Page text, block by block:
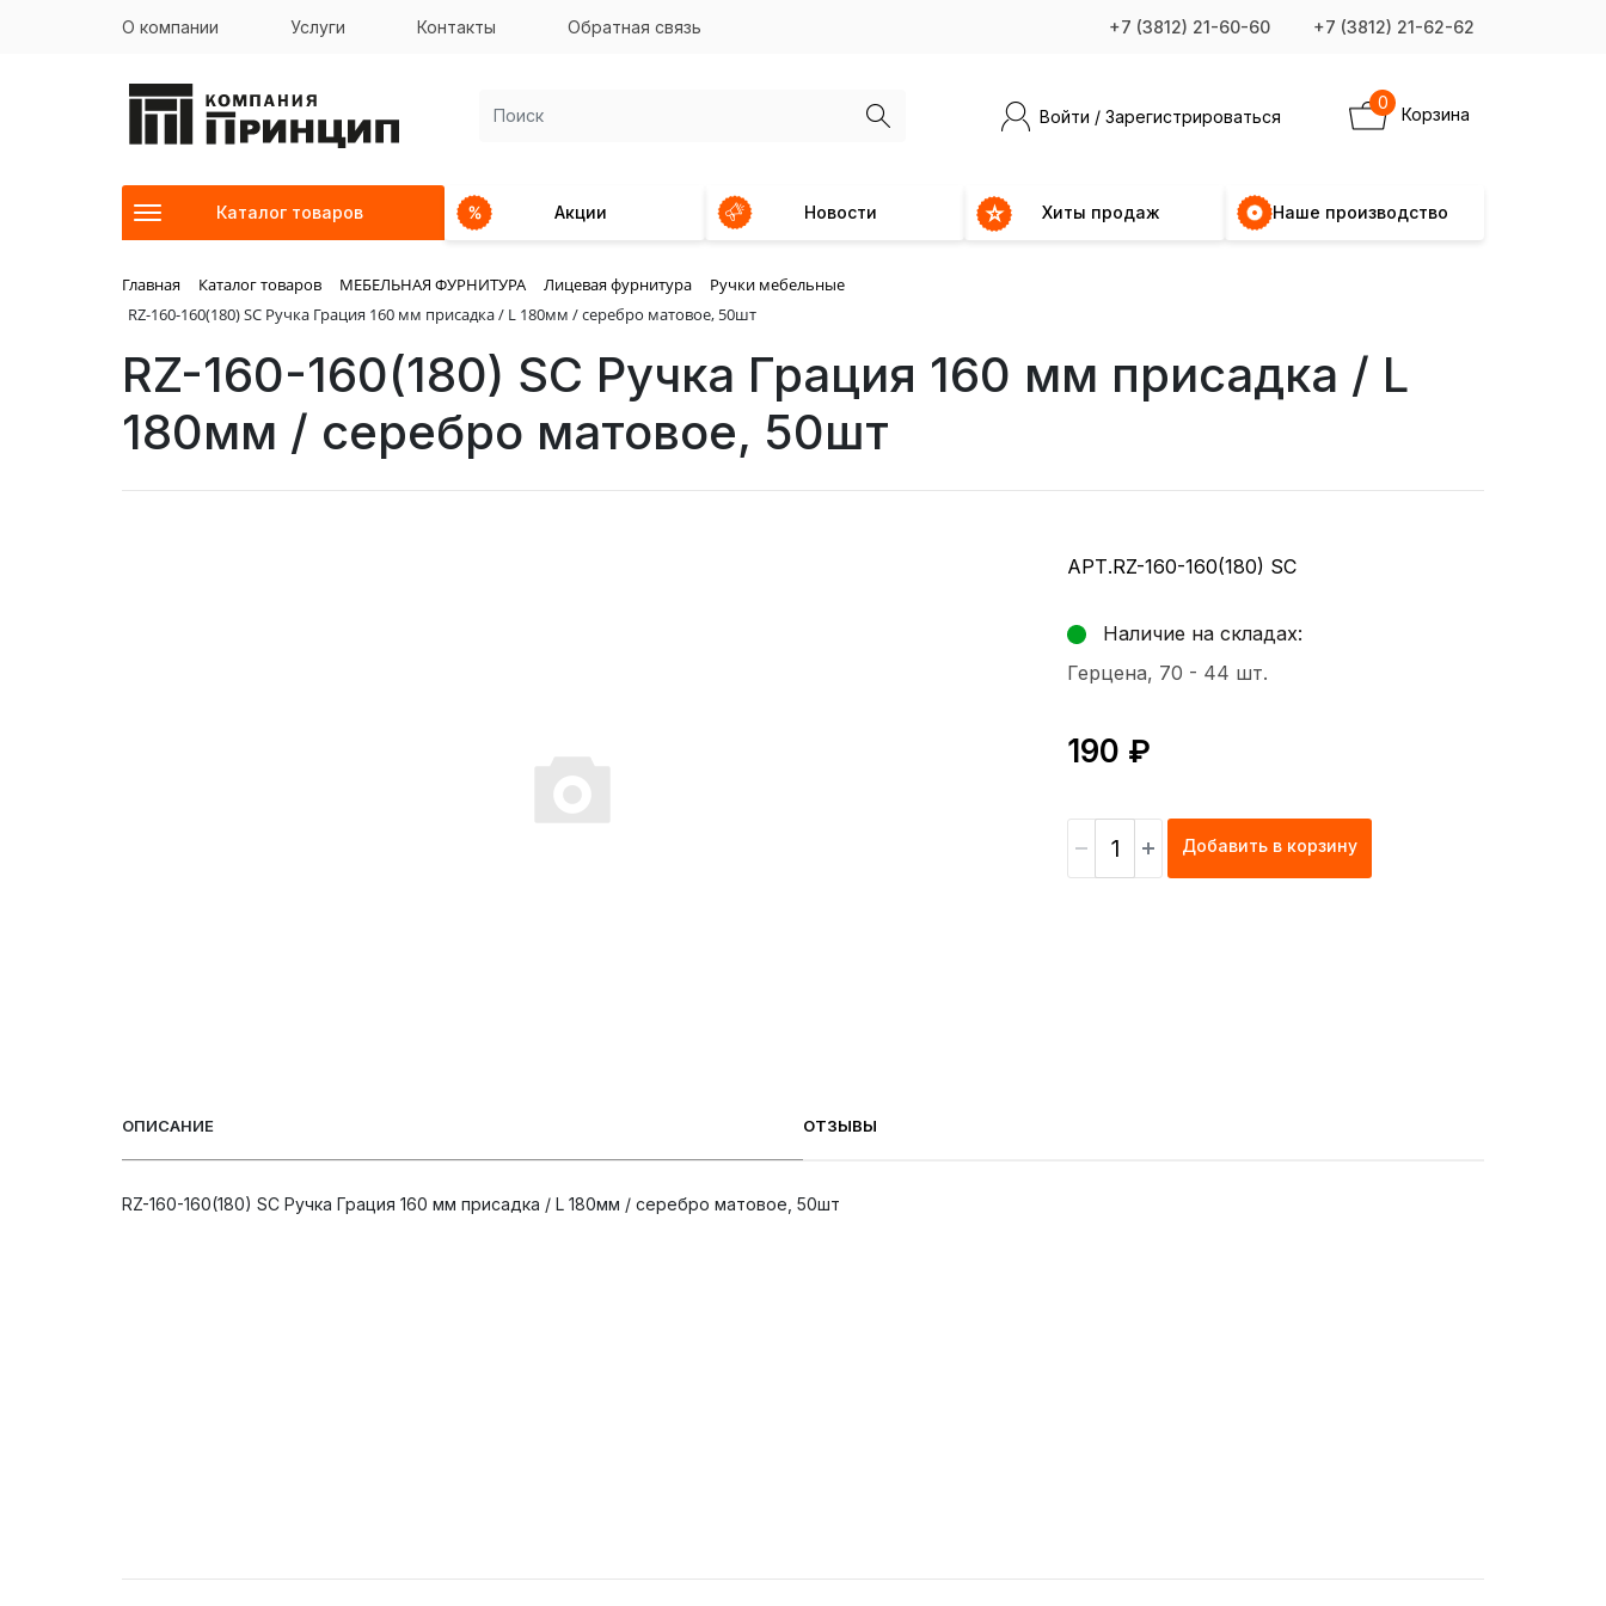
О компании Услуги Контакты Обратная связь +7 (3812) 21-60-60 +7 (3812) 21-62-62
Войти / Зарегистрироваться Корзина
0
Каталог товаров Акции Новости Хиты продаж Наше производство
Главная Каталог товаров МЕБЕЛЬНАЯ ФУРНИТУРА Лицевая фурнитура
Ручки мебельные
RZ-160-160(180) SC Ручка Грация 160 мм присадка / L 180мм / серебро матовое, 50шт
RZ-160-160(180) SC Ручка Грация 160 мм присадка / L
180мм / серебро матовое, 50шт
АРТ.RZ-160-160(180) SC
Наличие на складах:
Герцена, 70 - 44 шт.
190 ₽
Добавить в корзину
ОПИСАНИЕ ОТЗЫВЫ
RZ-160-160(180) SC Ручка Грация 160 мм присадка / L 180мм / серебро матовое, 50шт